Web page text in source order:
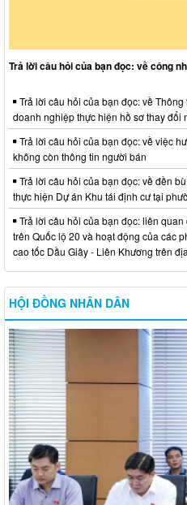
Trả lời câu hỏi của bạn đọc: về công
Trả lời câu hỏi của bạn đọc: về
doanh nghiệp thực hiện hồ sơ thay đổi
Trả lời câu hỏi của bạn đọc: về việc
không còn thông tin người bán
Trả lời câu hỏi của bạn đọc: về đền
thực hiện Dự án Khu tái định cư tại
Trả lời câu hỏi của bạn đọc: liên
trên Quốc lộ 20 và hoạt động của các
cao tốc Dầu Giây - Liên Khương trên
HỘI ĐỒNG NHÂN DÂN